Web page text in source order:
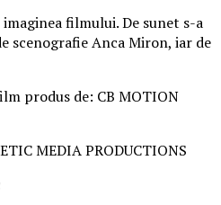
filmului. De sunet s-a
scenografie Anca Miron, iar de
produs de: CB MOTION
MEDIA PRODUCTIONS